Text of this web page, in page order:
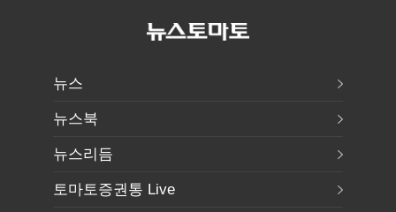
뉴스
뉴스북
뉴스리듬
토마토증권통 Live